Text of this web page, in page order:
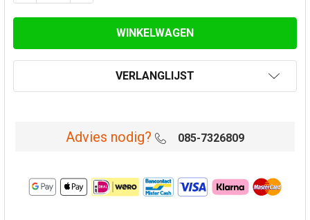
VERLANGLIJST
Advies nodig? 085-7326809